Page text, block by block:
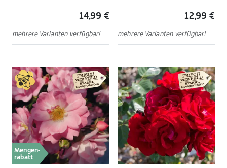
14,99 €
mehrere Varianten verfügbar!
12,99 €
mehrere Varianten verfügbar!
Mengen-
rabatt